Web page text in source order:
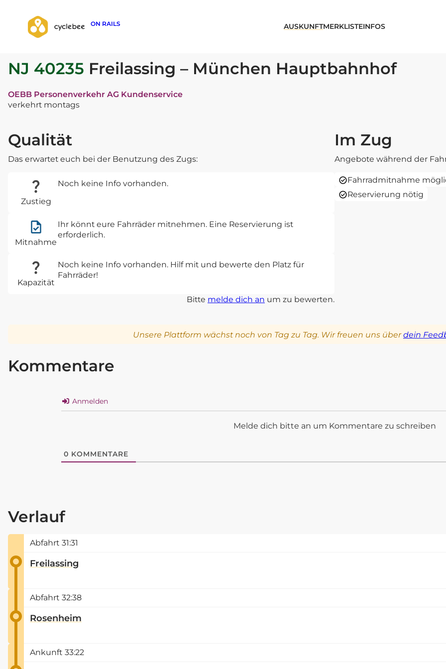
ON RAILS AUSKUNFTMERKLISTEINFOS
zurück zur Suche
NJ 40235 Freilassing – München Hauptbahnhof
OEBB Personenverkehr AG Kundenservice
verkehrt montags
Qualität
Das erwartet euch bei der Benutzung des Zugs:
Zustieg
Noch keine Info vorhanden.
Mitnahme
Ihr könnt eure Fahrräder mitnehmen. Eine Reservierung ist
erforderlich.
Kapazität
Noch keine Info vorhanden. Hilf mit und bewerte den Platz für
Fahrräder!
Bitte melde dich an um zu bewerten.
Im Zug
Angebote während der
Fahrradmitnahme
Reservierung nötig
Unsere Plattform wächst noch von Tag zu Tag. Wir freuen uns überdein
Kommentare
Anmelden
Melde dich bitte an um Kommentare zu schreiben
0 KOMMENTARE
Verlauf
Abfahrt 31:31
Freilassing
Abfahrt 32:38
Rosenheim
Ankunft 33:22